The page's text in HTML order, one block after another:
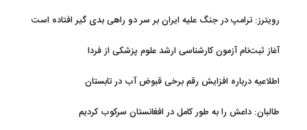
رویترز: ترامپ در جنگ علیه ایران بر سر دو راهی بدی گیر افتاده است
آغاز ثبت‌نام‌ آزمون کارشناسی ارشد علوم پزشکی از فردا
اطلاعیه درباره افزایش رقم برخی قبوض آب در تابستان
طالبان: داعش را به طور کامل در افغانستان سرکوب کردیم